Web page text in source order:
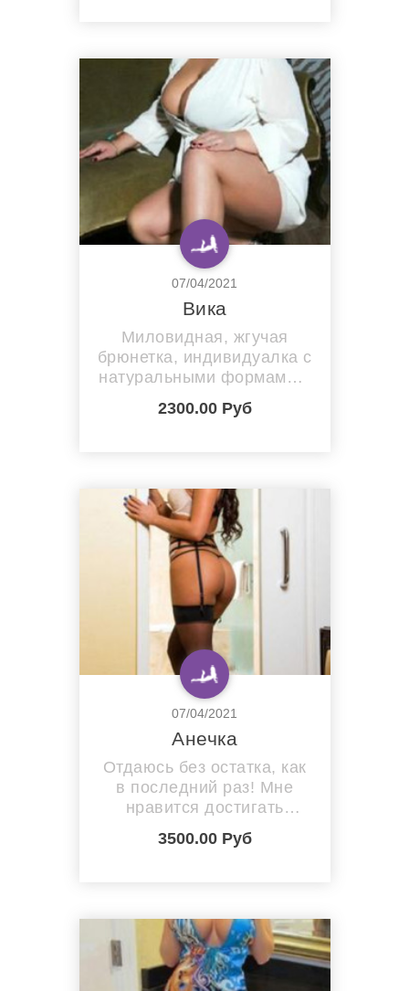
07/04/2021
Вика
Миловидная, жгучая
брюнетка, индивидуалка с
натуральными формами и
натуральной грудью,
скрасит Ваш досуг так,
Предложение актуально
для Мужчин Славянской
внешности, от 28 лет, в
адекватном/трезвом
состоянии!
2300.00 Руб
07/04/2021
Анечка
Отдаюсь без остатка, как
в последний раз! Мне
нравится достигать
вершин блаженства
вместе с настоящими
3500.00 Руб